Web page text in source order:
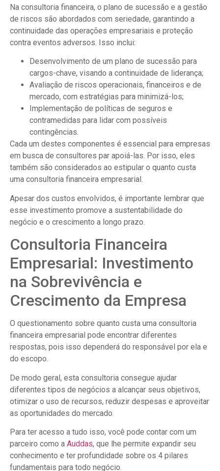
Na consultoria financeira, o plano de sucessão e a gestão
de riscos são abordados com seriedade, garantindo a
continuidade das operações empresariais e proteção
contra eventos adversos. Isso inclui:
Desenvolvimento de um plano de sucessão para
cargos-chave, visando a continuidade de liderança;
Avaliação de riscos operacionais, financeiros e de
mercado, com estratégias para minimizá-los;
Implementação de políticas de seguros e
contramedidas para lidar com possíveis
contingências.
Cada um destes componentes é essencial para empresas
em busca de consultores par apoiá-las. Por isso, eles
também são considerados ao estipular o quanto custa
uma consultoria financeira empresarial.
Apesar dos custos envolvidos, é importante lembrar que
esse investimento promove a sustentabilidade do
negócio e o crescimento a longo prazo.
Consultoria Financeira
Empresarial: Investimento
na Sobrevivência e
Crescimento da Empresa
O questionamento sobre quanto custa uma consultoria
financeira empresarial pode encontrar diferentes
respostas, pois isso dependerá do responsável por ela e
do escopo.
De modo geral, esta consultoria consegue ajudar
diferentes tipos de negócios a alcançar seus objetivos,
otimizar o uso de recursos, reduzir despesas e aproveitar
as oportunidades do mercado.
Para ter acesso a tudo isso, você pode contar com um
parceiro como a Auddas, que lhe permite expandir seu
conhecimento e ter profundidade sobre os 4 pilares
fundamentais para todo negócio.